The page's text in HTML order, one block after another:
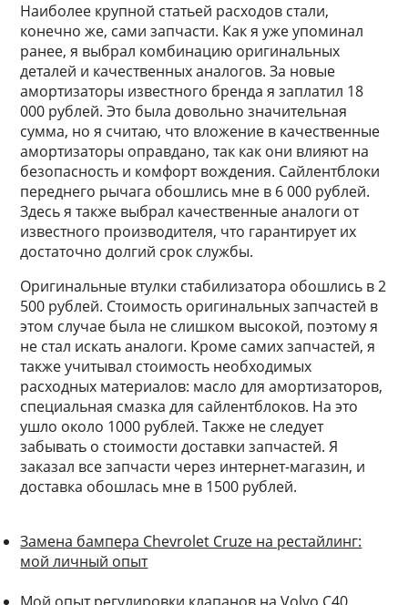
Наиболее крупной статьей расходов стали,
конечно же, сами запчасти. Как я уже упоминал
ранее, я выбрал комбинацию оригинальных
деталей и качественных аналогов. За новые
амортизаторы известного бренда я заплатил 18
000 рублей. Это была довольно значительная
сумма, но я считаю, что вложение в качественные
амортизаторы оправдано, так как они влияют на
безопасность и комфорт вождения. Сайлентблоки
переднего рычага обошлись мне в 6 000 рублей.
Здесь я также выбрал качественные аналоги от
известного производителя, что гарантирует их
достаточно долгий срок службы.
Оригинальные втулки стабилизатора обошлись в 2
500 рублей. Стоимость оригинальных запчастей в
этом случае была не слишком высокой, поэтому я
не стал искать аналоги. Кроме самих запчастей, я
также учитывал стоимость необходимых
расходных материалов: масло для амортизаторов,
специальная смазка для сайлентблоков. На это
ушло около 1000 рублей. Также не следует
забывать о стоимости доставки запчастей. Я
заказал все запчасти через интернет-магазин, и
доставка обошлась мне в 1500 рублей.
Замена бампера Chevrolet Cruze на рестайлинг:
мой личный опыт